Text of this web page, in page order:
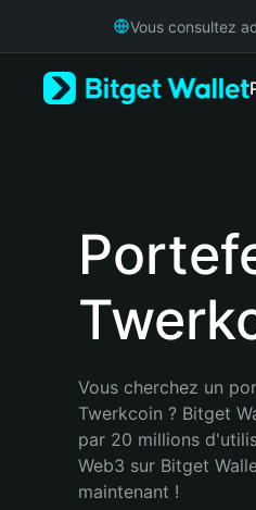
Русский
Português (Portugal)
Bahasa Indonesia
Português (Brasil)
Español (Argentina)
Vous consultez
Vous cherchez un
Twerkcoin ? Bitget
par 20 millions
Web3 sur Bitget
maintenant !